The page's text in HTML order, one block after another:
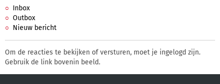
Inbox
Outbox
Nieuw bericht
Om de reacties te bekijken of versturen, moet je ingelogd zijn.
Gebruik de link bovenin beeld.